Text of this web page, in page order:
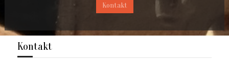
Kontakt
Kontakt